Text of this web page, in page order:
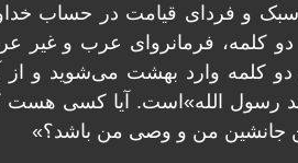
و فردای قیامت در حساب
کلمه، فرمانروای عرب و غیر
دو کلمه وارد بهشت می‌شوید و
رسول‌ الله»است. آیا کسی هست
من جانشین من و وصی من باشد؟»